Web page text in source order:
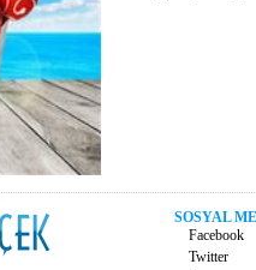
SOSYAL
Facebook
Twitter